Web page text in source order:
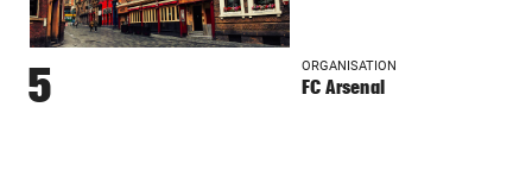
5 ORGANISATION
FC Arsenal